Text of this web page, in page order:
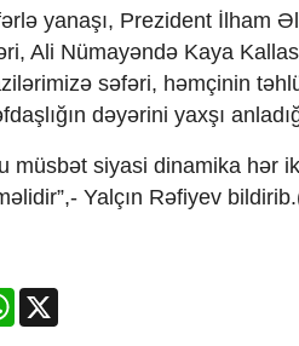
yanaşı, Prezident İlham
Ali Nümayəndə Kaya
səfəri, həmçinin
dəyərini yaxşı
müsbət siyasi dinamika hər
Yalçın Rəfiyev
WhatsApp